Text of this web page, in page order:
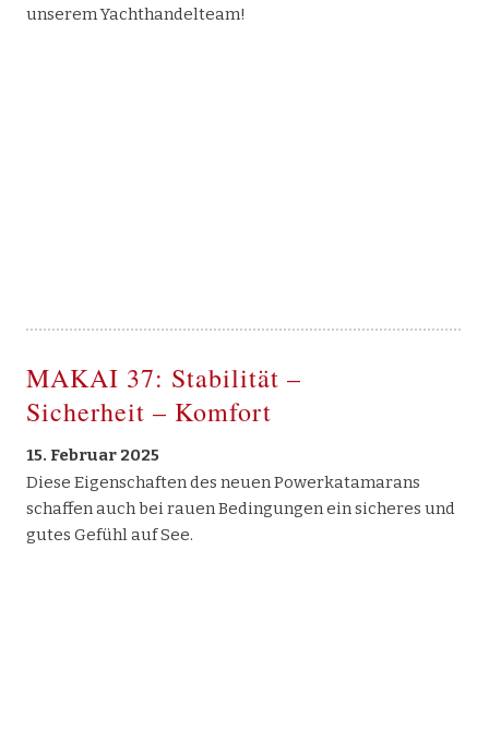
unserem Yachthandelteam!
MAKAI 37: Stabilität –
Sicherheit – Komfort
15. Februar 2025
Diese Eigenschaften des neuen Powerkatamarans
schaffen auch bei rauen Bedingungen ein sicheres und
gutes Gefühl auf See.